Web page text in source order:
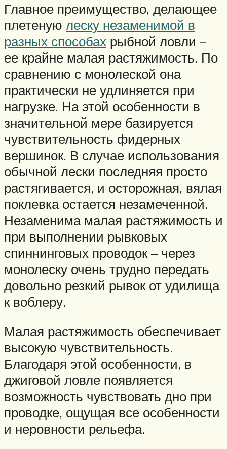
Главное преимущество, делающее
плетеную леску незаменимой в
разных способах рыбной ловли –
ее крайне малая растяжимость. По
сравнению с монолеской она
практически не удлиняется при
нагрузке. На этой особенности в
значительной мере базируется
чувствительность фидерных
вершинок. В случае использования
обычной лески последняя просто
растягивается, и осторожная, вялая
поклевка остается незамеченной.
Незаменима малая растяжимость и
при выполнении рывковых
спиннинговых проводок – через
монолеску очень трудно передать
довольно резкий рывок от удилища
к воблеру.
Малая растяжимость обеспечивает
высокую чувствительность.
Благодаря этой особенности, в
джиговой ловле появляется
возможность чувствовать дно при
проводке, ощущая все особенности
и неровности рельефа.